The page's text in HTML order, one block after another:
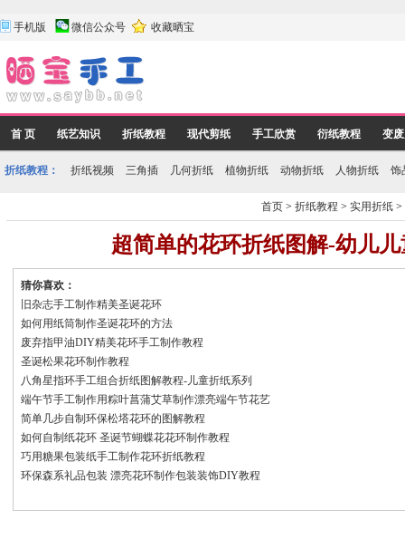
手机版 微信公众号 收藏晒宝
首 页 纸艺知识 折纸教程 现代剪纸 手工欣赏 衍纸教程 变
折纸教程： 折纸视频 三角插 几何折纸 植物折纸 动物折纸 人物折纸 饰
首页 >折纸教程 >实用折纸 >
超简单的花环折纸图解-幼儿
猜你喜欢：
旧杂志手工制作精美圣诞花环
如何用纸筒制作圣诞花环的方法
废弃指甲油DIY精美花环手工制作教程
圣诞松果花环制作教程
八角星指环手工组合折纸图解教程-儿童折纸系列
端午节手工制作用粽叶菖蒲艾草制作漂亮端午节花艺
简单几步自制环保松塔花环的图解教程
如何自制纸花环 圣诞节蝴蝶花花环制作教程
巧用糖果包装纸手工制作花环折纸教程
环保森系礼品包装 漂亮花环制作包装装饰DIY教程